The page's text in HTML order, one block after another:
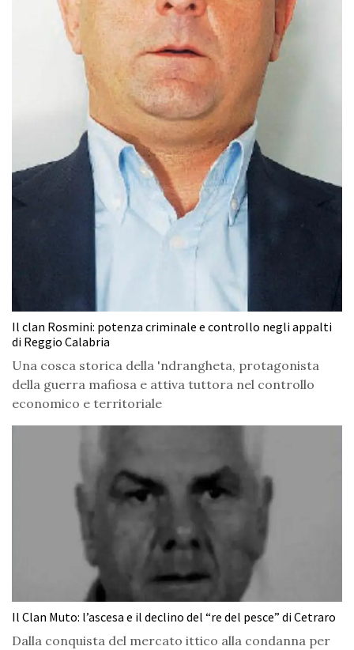
Il clan Rosmini: potenza criminale e controllo negli appalti
di Reggio Calabria
Una cosca storica della 'ndrangheta, protagonista
della guerra mafiosa e attiva tuttora nel controllo
economico e territoriale
Il Clan Muto: l’ascesa e il declino del “re del pesce” di Cetraro
Dalla conquista del mercato ittico alla condanna per